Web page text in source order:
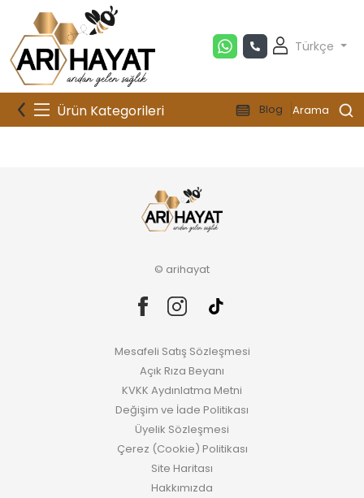
Türkçe
Ürün Kategorileri Blog Arama
© arihayat
Mesafeli Satış Sözleşmesi
Açık Rıza Beyanı
KVKK Aydınlatma Metni
Değişim ve İade Politikası
Üyelik Sözleşmesi
Çerez (Cookie) Politikası
Site Haritası
Hakkımızda